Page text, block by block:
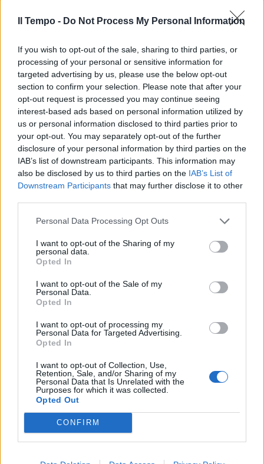
Il Tempo - Do Not Process My Personal Information
If you wish to opt-out of the sale, sharing to third parties, or
processing of your personal or sensitive information for
targeted advertising by us, please use the below opt-out
section to confirm your selection. Please note that after your
opt-out request is processed you may continue seeing
interest-based ads based on personal information utilized by
us or personal information disclosed to third parties prior to
your opt-out. You may separately opt-out of the further
disclosure of your personal information by third parties on the
IAB’s list of downstream participants. This information may
also be disclosed by us to third parties on the IAB’s List of
Downstream Participants that may further disclose it to other
Personal Data Processing Opt Outs
I want to opt-out of the Sharing of my
personal data.
Opted In
I want to opt-out of the Sale of my
Personal Data.
Opted In
I want to opt-out of processing my
Personal Data for Targeted Advertising.
Opted In
I want to opt-out of Collection, Use,
Retention, Sale, and/or Sharing of my
Personal Data that Is Unrelated with the
Purposes for which it was collected.
Opted Out
CONFIRM